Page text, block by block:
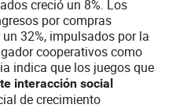
creció un 8%. Los
por compras
32%, impulsados por la
cooperativos como
indica que los juegos que
interacción social
de crecimiento